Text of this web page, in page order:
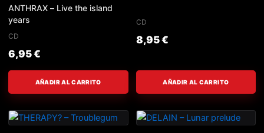
ANTHRAX – Live the island
years
CD
6,95€
AÑADIR AL CARRITO
CD
8,95€
AÑADIR AL CARRITO